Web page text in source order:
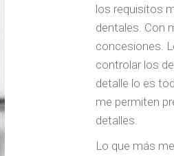
los requisitos
dentales. Con
concesiones.
controlar los
detalle lo es
me permiten
detalles.
Lo que más